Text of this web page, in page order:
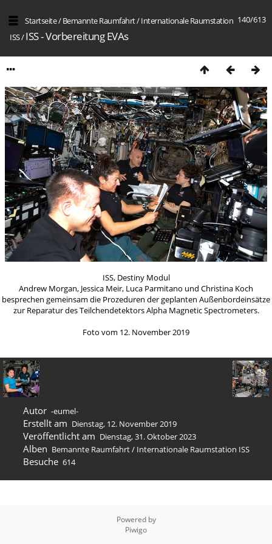
140/613
Startseite/Bemannte Raumfahrt/Internation­ale Raumstation
ISS/ISS - Vorbereitung EVAs
ISS, Destiny Modul
Andrew Morgan, Jessica Meir, Luca Parmitano und Christina Koch
besprechen gemeinsam die Prozeduren der geplanten Außenbordeinsätze
zur Reparatur des Teilchendetektors Alpha Magnetic Spectrometers.
Foto vom 12. November 2019
Autor -eumel-
Erstellt am Dienstag, 12. November 2019
Veröffentlicht am Dienstag, 31. Oktober 2023
Alben Bemannte Raumfahrt/ Internation­ale Raumstation ISS
Besuche 614
Powered by
Piwigo